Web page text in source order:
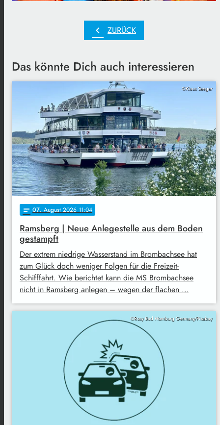
chevron_left ZURÜCK
Das könnte Dich auch interessieren
©Klaus Seeger
notes 07. August 2026 11:04
Ramsberg | Neue Anlegestelle aus dem Boden
gestampft
Der extrem niedrige Wasserstand im Brombachsee hat
zum Glück doch weniger Folgen für die Freizeit-
Schifffahrt. Wie berichtet kann die MS Brombachsee
nicht in Ramsberg anlegen – wegen der flachen …
©Rosy Bad Homburg Germany/Pixabay